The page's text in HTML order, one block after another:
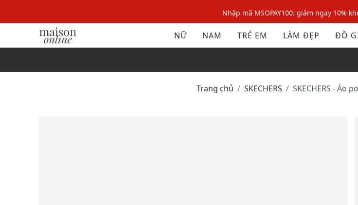
Nhập mã MSOPAY100: giảm ngay 10%
Nhập mã: MSOXINCHAO - Giảm 10%
Nhập mã MSOPAY100: giảm ngay 10%
NỮ NAM TRẺ EM LÀM ĐẸP ĐỒ
Trang chủ SKECHERS SKECHERS -